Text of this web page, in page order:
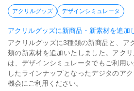
アクリルグッズ デザインシミュレータ
アクリルグッズに新商品・新素材を追加
アクリルグッズに3種類の新商品と、ア
類の新素材を追加いたしました。アク
は、デザインシミュレータでもご利用
したラインナップとなったデジタのア
機会にご利用ください。